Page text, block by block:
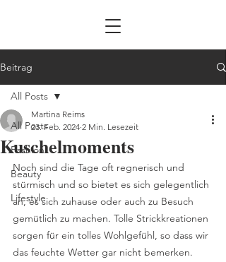
Beitrag
All Posts
Fashion
Beauty
Lifestyle
All Posts
Kuschelmoments
Martina Reims
23. Feb. 2024 2 Min. Lesezeit
Noch sind die Tage oft regnerisch und
stürmisch und so bietet es sich gelegentlich
an, es sich zuhause oder auch zu Besuch
gemütlich zu machen. Tolle Strickkreationen
sorgen für ein tolles Wohlgefühl, so dass wir
das feuchte Wetter gar nicht bemerken.